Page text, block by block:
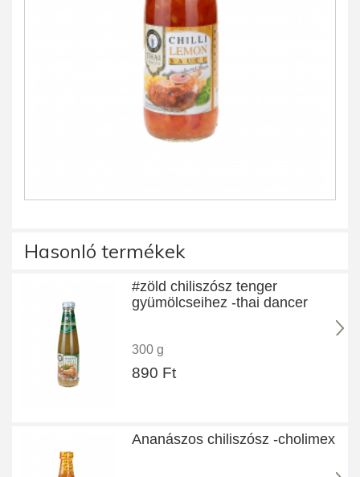
Hasonló termékek
#zöld chiliszósz tenger
gyümölcseihez -thai dancer
300 g
890 Ft
Ananászos chiliszósz -cholimex